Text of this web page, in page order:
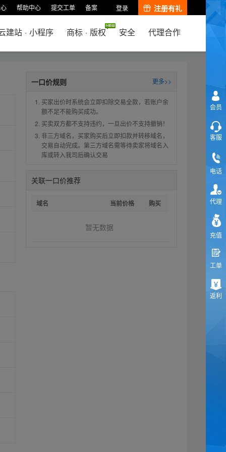
帮助中心 提交工单 备案 登录 注册有礼
建站 · 小程序 商标 · 版权 安全 代理合作
一口价规则 更多>>
买家出价时系统会立即扣除交易全款，若账户余
额不足不能购买成功。
买卖双方都不支持违约，一旦出价不支持撤销！
非三方域名，买家购买后立即扣款并转移域名，
交易自动完成。第三方域名需等待卖家将域名入
库或转入我司后确认交易
关联一口价推荐
域名 当前价格 购买
暂无数据
会员
客服
电话
代理
充值
工单
返利